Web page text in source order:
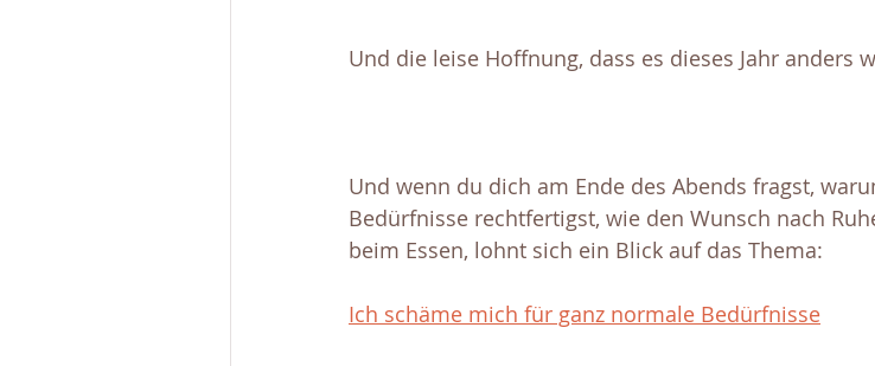
Und die leise Hoffnung, dass es dieses Jahr anders
Und wenn du dich am Ende des Abends fragst,
Bedürfnisse rechtfertigst, wie den Wunsch nach
beim Essen, lohnt sich ein Blick auf das Thema:
Ich schäme mich für ganz normale Bedürfnisse